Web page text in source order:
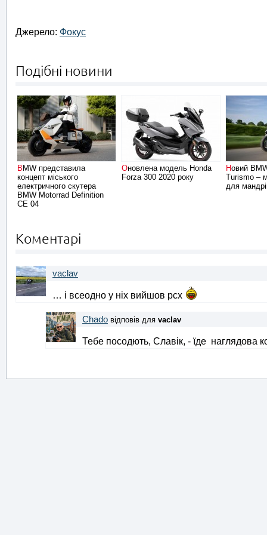
Джерело: Фокус
Подібні новини
BMW представила
концепт міського
електричного скутера
BMW Motorrad Definition
CE 04
Оновлена модель Honda
Forza 300 2020 року
Новий BMW C400GT Gran
Turismo –
для
Коментарі
vaclav
… і всеодно у ніх вийшов pcx
Chado відповів для vaclav
Тебе посодють, Славік, - їде наглядова